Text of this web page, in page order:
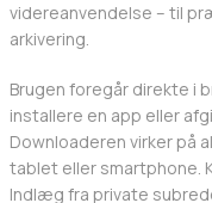
videreanvendelse – til
arkivering.
Brugen foregår direkte i
installere en app eller
Downloaderen virker på
tablet eller smartphone.
Indlæg fra private